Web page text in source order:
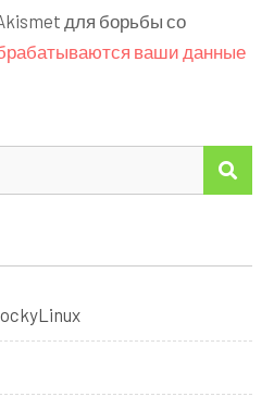
для борьбы со
ваши данные